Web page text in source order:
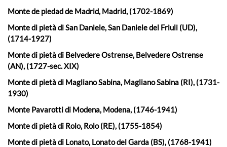
Monte de piedad de Madrid, Madrid, (1702-1869)
Monte di pietà di San Daniele, San Daniele del Friuli (UD),
(1714-1927)
Monte di pietà di Belvedere Ostrense, Belvedere Ostrense
(AN), (1727-sec. XIX)
Monte di pietà di Magliano Sabina, Magliano Sabina (RI), (1731-
1930)
Monte Pavarotti di Modena, Modena, (1746-1941)
Monte di pietà di Rolo, Rolo (RE), (1755-1854)
Monte di pietà di Lonato, Lonato del Garda (BS), (1768-1941)